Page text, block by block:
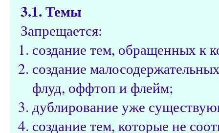
3.1. Темы
Запрещается:
создание тем, обращенных к
создание
флуд, оффтоп и флейм;
дублирование уже
создание тем, которые не